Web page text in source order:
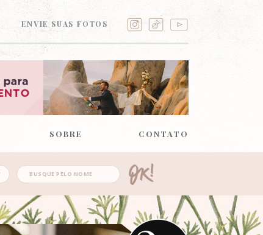
ENVIE SUAS FOTOS
SOBRE CONTATO